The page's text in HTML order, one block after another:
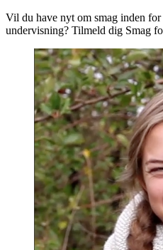
Vil du have nyt om smag inden
undervisning? Tilmeld dig Smag